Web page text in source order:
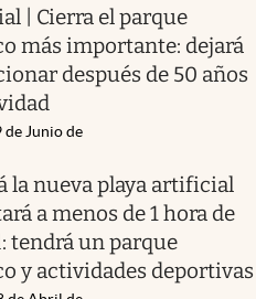
| Cierra el parque
más importante: dejará
después de 50 años
de Junio de
la nueva playa artificial
a menos de 1 hora de
tendrá un parque
y actividades deportivas